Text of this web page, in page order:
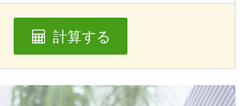
計算する